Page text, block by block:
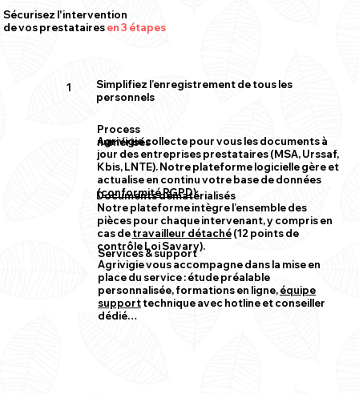
Agrivigie collecte pour vous les documents à
jour des entreprises prestataires (MSA, Urssaf,
Kbis, LNTE). Notre plateforme logicielle gère et
actualise en continu votre base de données
(conformité RGPD).
Process
numérisés
1
Simplifiez l’enregistrement de tous les
personnels
Notre plateforme intègre l’ensemble des
pièces pour chaque intervenant, y compris en
cas detravailleur détaché(12 points de
contrôle Loi Savary).
Documents dématérialisés
Agrivigie vous accompagne dans la mise en
place du service : étude préalable
personnalisée, formations en ligne,équipe
supporttechnique avec hotline et conseiller
dédié…
Services & support
Sécurisez l'intervention
de vos prestatairesen 3 étapes